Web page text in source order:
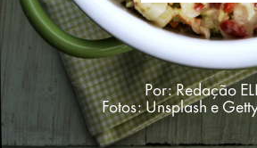
Por: Redação
Fotos: Unsplash e